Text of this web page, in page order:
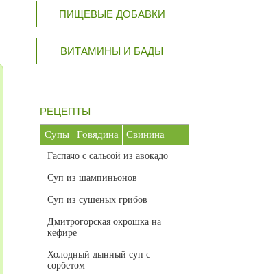
ПИЩЕВЫЕ ДОБАВКИ
ВИТАМИНЫ И БАДЫ
РЕЦЕПТЫ
Супы Говядина Свинина
Гаспачо с сальсой из авокадо
Суп из шампиньонов
Суп из сушеных грибов
Дмитрогорская окрошка на
кефире
Холодный дынный суп с
сорбетом